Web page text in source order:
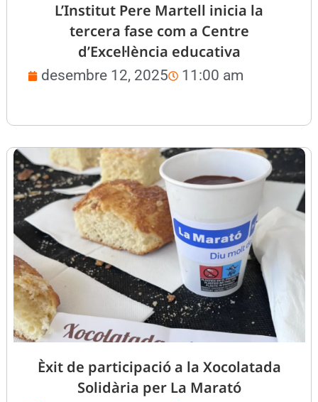
L’Institut Pere Martell inicia la
tercera fase com a Centre
d’Excel·lència educativa
desembre 12, 2025 11:00 am
Èxit de participació a la Xocolatada
Solidària per La Marató